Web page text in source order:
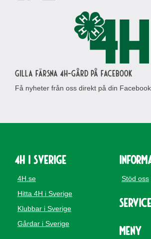
Gilla Färsna 4H-gård på Facebook
Få nyheter från oss direkt på din Facebook.
4H i Sverige
4H.se
Hitta 4H i Sverige
Klubbar i Sverige
Gårdar i Sverige
Stöd oss
Service
Meny